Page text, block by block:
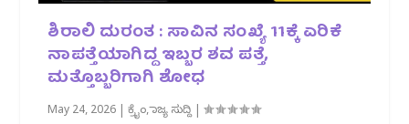
ಶಿರಾಲಿ ದುರಂತ : ಸಾವಿನ ಸಂಖ್ಯೆ 11ಕ್ಕೆ ಏರಿಕೆ
ನಾಪತ್ತೆಯಾಗಿದ್ದ ಇಬ್ಬರ ಶವ ಪತ್ತೆ,
ಮತ್ತೊಬ್ಬರಿಗಾಗಿ ಶೋಧ
May 24, 2026 |ಕ್ರೈಂ,ರಾಜ್ಯ ಸುದ್ದಿ |